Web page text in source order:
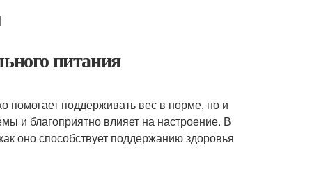
питания
помогает поддерживать вес в норме, но и
и благоприятно влияет на настроение. В
оно способствует поддержанию здоровья